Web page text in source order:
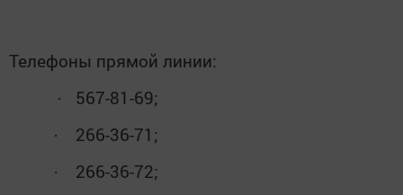
Телефоны прямой линии:
· 567-81-69;
· 266-36-71;
· 266-36-72;